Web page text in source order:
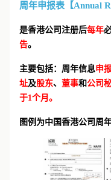
周年申报表【Annual
是香港公司注册后每年
告。
主要包括：周年信息申
址及股东、 董事和公司
于1个月。
图例为中国香港公司周